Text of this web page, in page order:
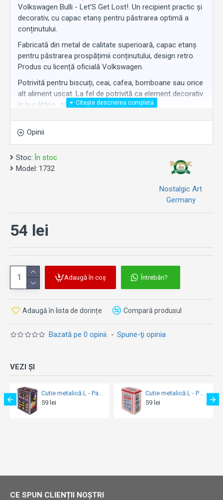
Volkswagen Bulli - Let'S Get Lost!. Un recipient practic și
decorativ, cu capac etanș pentru păstrarea optimă a
conținutului.
Fabricată din metal de calitate superioară, capac etanș
pentru păstrarea prospățimii conținutului, design retro.
Produs cu licență oficială Volkswagen.
Potrivită pentru biscuiți, ceai, cafea, bomboane sau orice
alt aliment uscat. La fel de potrivită ca element decorativ
în bucătărie, garaj sau birou.
Un cadou original pentru orice fan Volkswagen.
Opinii
Stoc: În stoc
Model: 1732
Nostalgic Art
Germany
Bazată pe 0 opinii. - Spune-ţi opinia
54 lei
Adaugă în coș Întrebări?
Adaugă în lista de dorințe Compară produsul
VEZI ȘI
Cutie metalică L - Popcorn - Floricele
59 lei
Cutie metalică etanșă - Coffee Collage - Colaj de Cafele
54 lei
CE SPUN CLIENȚII NOȘTRI